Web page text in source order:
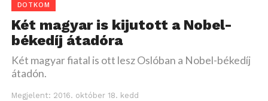
DOTKOM
Két magyar is kijutott a Nobel-
békedíj átadóra
Két magyar fiatal is ott lesz Oslóban a Nobel-békedíj
átadón.
Megjelent: 2016. október 18. kedd